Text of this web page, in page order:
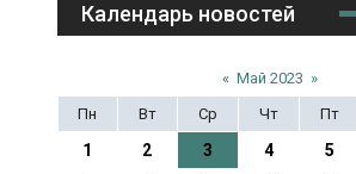
Календарь новостей
« Май 2023 »
Пн
Вт Ср Чт Пт
1 2 3 4 5